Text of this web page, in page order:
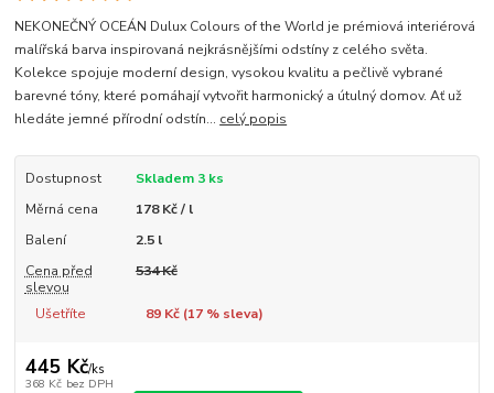
NEKONEČNÝ OCEÁN Dulux Colours of the World je prémiová interiérová
malířská barva inspirovaná nejkrásnějšími odstíny z celého světa.
Kolekce spojuje moderní design, vysokou kvalitu a pečlivě vybrané
barevné tóny, které pomáhají vytvořit harmonický a útulný domov. Ať už
hledáte jemné přírodní odstín... celý popis
Dostupnost
Skladem 3 ks
Měrná cena
178 Kč / l
Balení
2.5 l
Cena před
slevou
534 Kč
Ušetříte 89 Kč (17% sleva)
445 Kč/ks
368 Kč bez DPH